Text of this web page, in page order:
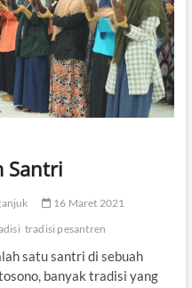
Santri
16 Maret 2021
tradisi pesantren
satu santri di sebuah
banyak tradisi yang